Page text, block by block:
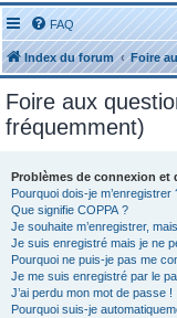
FAQ
Index du forum Foire
Foire aux
fréquemment)
Problèmes de connexion et
Pourquoi dois-je m’enregistrer
Que signifie COPPA ?
Je souhaite m’enregistrer,
Je suis enregistré mais je ne
Pourquoi ne puis-je pas me
Je me suis enregistré par le
J’ai perdu mon mot de passe !
Pourquoi suis-je